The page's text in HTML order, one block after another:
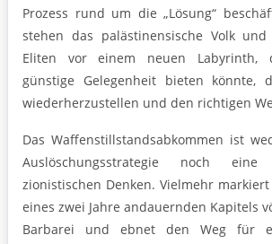
Prozess rund um die „Lösung“
stehen das palästinensische Volk
Eliten vor einem neuen Labyrinth,
günstige Gelegenheit bieten könnte,
wiederherzustellen und den richtigen
Das Waffenstillstandsabkommen ist
Auslöschungsstrategie noch
zionistischen Denken. Vielmehr
eines zwei Jahre andauernden Kapitels
Barbarei und ebnet den Weg für